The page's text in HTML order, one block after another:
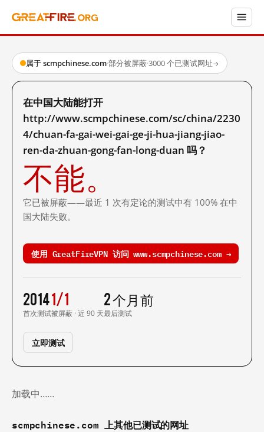
属于 scmpchinese.com·部分被屏蔽·3000 个已测试网址→
在中国大陆能打开
http://www.scmpchinese.com/sc/china/2230
4/chuan-fa-gai-wei-gai-ge-ji-hua-jiang-jiao-
ren-da-zhuan-gong-fan-long-duan 吗？
不能。
它已被屏蔽——最近 1 次有定论的测试中有 100% 在中
国大陆失败。
使用 GreatFireVPN 访问 www.scmpchinese.com →
2014
首次测试
1/1
被屏蔽 · 近 90 天
2 个月前
最后测试
立即测试
加载中……
scmpchinese.com 上其他已测试的网址